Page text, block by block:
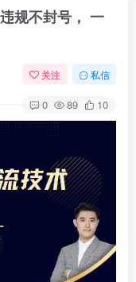
规不封号， 一
关注 私信
0 89 10